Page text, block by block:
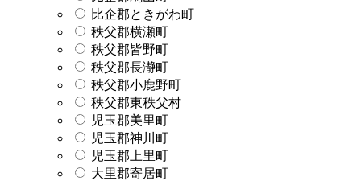
比企郡ときがわ町
秩父郡横瀬町
秩父郡皆野町
秩父郡長瀞町
秩父郡小鹿野町
秩父郡東秩父村
児玉郡美里町
児玉郡神川町
児玉郡上里町
大里郡寄居町